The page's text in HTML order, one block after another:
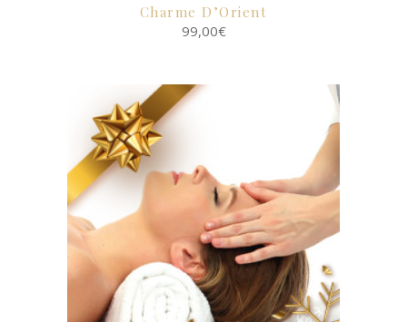
Charme D’Orient
99,00€
SELECT
OPTIONS